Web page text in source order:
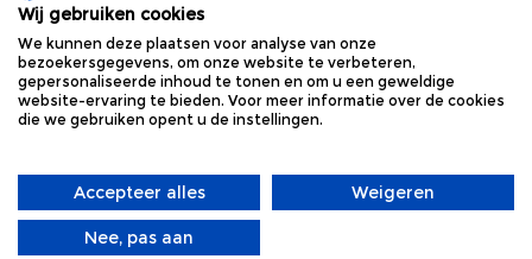
Wij gebruiken cookies
We kunnen deze plaatsen voor analyse van onze
bezoekersgegevens, om onze website te verbeteren,
gepersonaliseerde inhoud te tonen en om u een geweldige
website-ervaring te bieden. Voor meer informatie over de cookies
die we gebruiken opent u de instellingen.
Accepteer alles Weigeren
Nee, pas aan